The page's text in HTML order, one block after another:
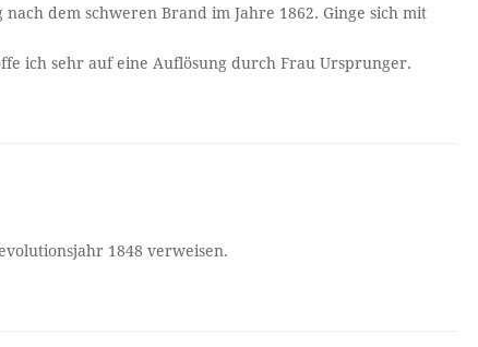
dem schweren Brand im Jahre 1862. Ginge sich mit
ich sehr auf eine Auflösung durch Frau Ursprunger.
1848 verweisen.